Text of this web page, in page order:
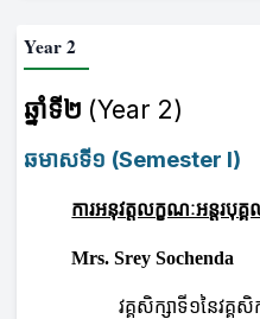
Year 2
ឆ្នាំទី២ (Year 2)
ឆមាសទី១ (Semester I)
ការអនុវត្តលក្ខណៈអន្តរបុគ្
Mrs. Srey Sochenda
វគ្គសិក្សាទី១នៃវគ្គសិ